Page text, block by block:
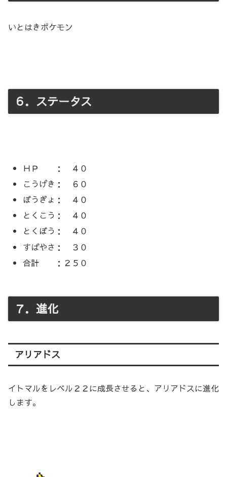
いとはきポケモン
６．ステータス
ＨＰ ： ４０
こうげき： ６０
ぼうぎょ： ４０
とくこう： ４０
とくぼう： ４０
すばやさ： ３０
合計 ：２５０
７．進化
アリアドス
イトマルをレベル２２に成長させると、アリアドスに進化
します。